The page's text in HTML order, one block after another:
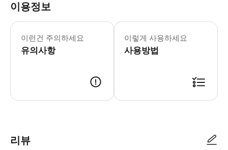
이용정보
이런건 주의하세요
유의사항
학생 티켓 대상은 중학생·고등학생입
이렇게 사용하세요
사용방법
리뷰